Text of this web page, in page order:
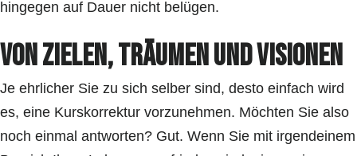
hingegen auf Dauer nicht belügen.
Von Zielen, Träumen und Visionen
Je ehrlicher Sie zu sich selber sind, desto einfach wird
es, eine Kurskorrektur vorzunehmen. Möchten Sie also
noch einmal antworten? Gut. Wenn Sie mit irgendeinem